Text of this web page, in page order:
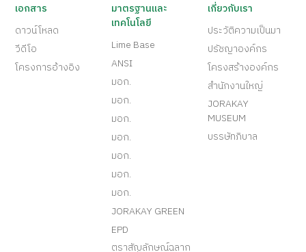
เอกสาร
ดาวน์โหลด
วีดีโอ
โครงการอ้างอิง
มาตรฐานและ
เทคโนโลยี
Lime Base
ANSI
มอก.
มอก.
มอก.
มอก.
มอก.
มอก.
มอก.
JORAKAY GREEN
EPD
ตราสัญลักษณ์ฉลาก
เกี่ยวกับเรา
ประวัติความเป็นมา
ปรัชญาองค์กร
โครงสร้างองค์กร
สำนักงานใหญ่
JORAKAY
MUSEUM
บรรษัทภิบาล